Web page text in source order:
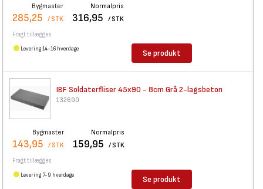
Bygmaster
285,25 / STK
Normalpris
316,95 / STK
Fragt tillægges
Levering 14-16 hverdage Se produkt
IBF Soldaterfliser 45x90 - 8cm Grå 2-lagsbeton
132690
Bygmaster
143,95 / STK
Normalpris
159,95 / STK
Fragt tillægges
Levering 7-9 hverdage Se produkt